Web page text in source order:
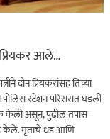
आले…
दोन प्रियकरांसह तिच्या
स्टेशन परिसरात घडली
केली असून, पुढील तपास
केले. मृताचे धड आणि